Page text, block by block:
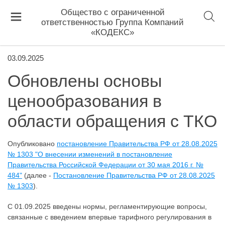
Общество с ограниченной
ответственностью Группа Компаний
«КОДЕКС»
03.09.2025
Обновлены основы
ценообразования в
области обращения с ТКО
Опубликовано постановление Правительства РФ от 28.08.2025
№ 1303 "О внесении изменений в постановление
Правительства Российской Федерации от 30 мая 2016 г. №
484" (далее - Постановление Правительства РФ от 28.08.2025
№ 1303).
С 01.09.2025 введены нормы, регламентирующие вопросы,
связанные с введением впервые тарифного регулирования в